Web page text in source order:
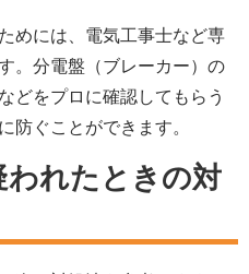
めには、電気工事士など専
。分電盤（ブレーカー）の
どをプロに確認してもらう
防ぐことができます。
われたときの対